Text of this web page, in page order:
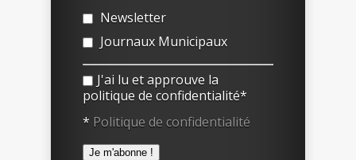
Newsletter
Journaux Municipaux
J'ai lu et approuve la
politique de confidentialité*
* Politique de confidentialité